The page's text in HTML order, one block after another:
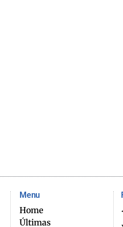
Menu
Home
Últimas